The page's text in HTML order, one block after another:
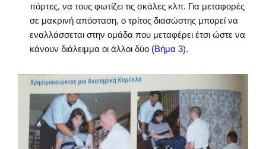
πόρτες, να τους φωτίζει τις σκάλες κλπ. Για μεταφορές
σε μακρινή απόσταση, ο τρίτος διασώστης μπορεί να
εναλλάσσεται στην ομάδα που μεταφέρει έτσι ώστε να
κάνουν διάλειμμα οι άλλοι δύο (Βήμα 3).